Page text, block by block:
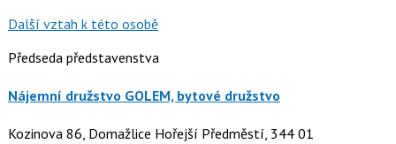
Další vztah k této osobě
Předseda představenstva
Nájemní družstvo GOLEM, bytové družstvo
Kozinova 86, Domažlice Hořejší Předměstí, 344 01